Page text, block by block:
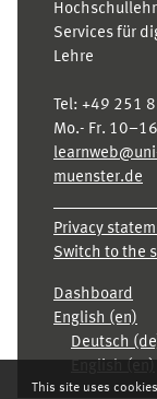
This site uses
Services für
Lehre
Tel: +49 251
Mo.- Fr.
muenster.de
Privacy
Switch to the
Dashboard
English ‎(en)‎
Deutsch